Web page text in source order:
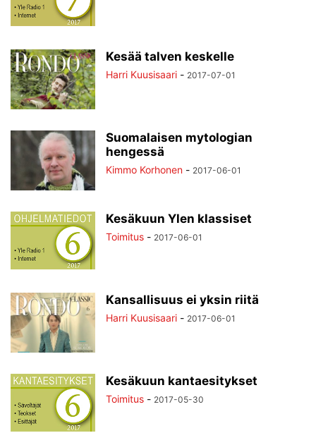
Kesää talven keskelle
Harri Kuusisaari - 2017-07-01
Suomalaisen mytologian
hengessä
Kimmo Korhonen - 2017-06-01
Kesäkuun Ylen klassiset
Toimitus - 2017-06-01
Kansallisuus ei yksin riitä
Harri Kuusisaari - 2017-06-01
Kesäkuun kantaesitykset
Toimitus - 2017-05-30